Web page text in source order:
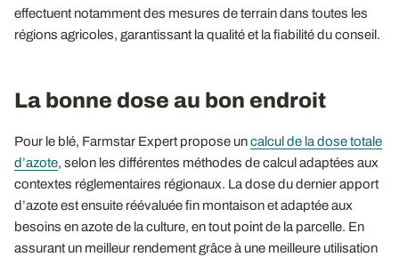
effectuent notamment des mesures de terrain dans toutes les
régions agricoles, garantissant la qualité et la fiabilité du conseil.
La bonne dose au bon endroit
Pour le blé, Farmstar Expert propose uncalcul de la dose totale
d’azote, selon les différentes méthodes de calcul adaptées aux
contextes réglementaires régionaux. La dose du dernier apport
d’azote est ensuite réévaluée fin montaison et adaptée aux
besoins en azote de la culture, en tout point de la parcelle. En
assurant un meilleur rendement grâce à une meilleure utilisation